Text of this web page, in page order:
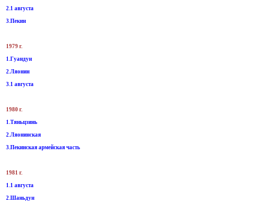
2.1 августа
3.Пекин
1979 г.
1.Гуандун
2.Ляонин
3.1 августа
1980 г.
1.Тяньцзинь
2.Ляонинская
3.Пекинская армейская часть
1981 г.
1.1 августа
2.Шаньдун